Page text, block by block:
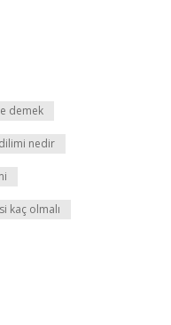
demek
nedir
kaç olmalı